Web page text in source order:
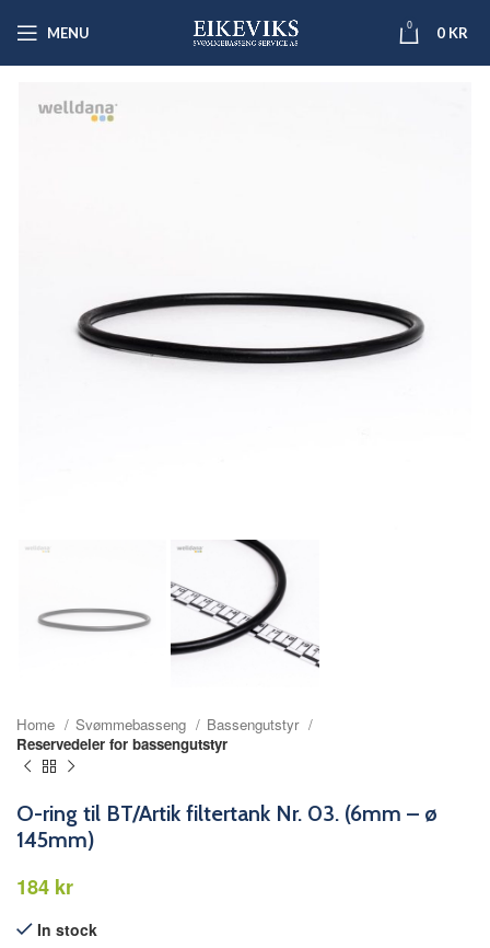
MENU 0 0 KR
Home Svømmebasseng
Bassengutstyr
Reservedeler for bassengutstyr
O-ring til BT/Artik filtertank Nr. 03. (6mm – ø
145mm)
kr
In stock